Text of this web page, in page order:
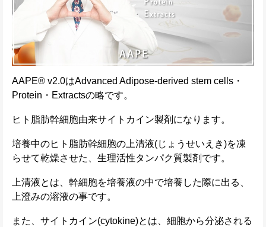
AAPE® v2.0はAdvanced Adipose-derived stem cells・
Protein・Extractsの略です。
ヒト脂肪幹細胞由来サイトカイン製剤になります。
培養中のヒト脂肪幹細胞の上清液(じょうせいえき)を凍
らせて乾燥させた、生理活性タンパク質製剤です。
上清液とは、幹細胞を培養液の中で培養した際に出る、
上澄みの溶液の事です。
また、サイトカイン(cytokine)とは、細胞から分泌される